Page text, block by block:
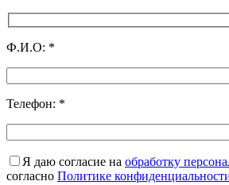
Ф.И.О: *
Телефон: *
Я даю согласие на обработку
согласно Политике